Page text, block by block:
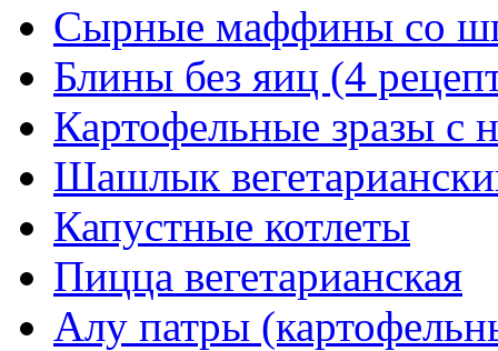
Сырные маффины со
Блины без яиц (4
Картофельные зразы с
Шашлык
Капустные котлеты
Пицца вегетарианская
Алу патры